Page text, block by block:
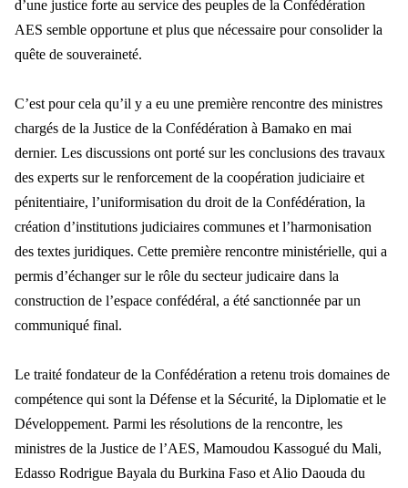
d’une justice forte au service des peuples de la Confédération
AES semble opportune et plus que nécessaire pour consolider la
quête de souveraineté.
C’est pour cela qu’il y a eu une première rencontre des ministres
chargés de la Justice de la Confédération à Bamako en mai
dernier. Les discussions ont porté sur les conclusions des travaux
des experts sur le renforcement de la coopération judiciaire et
pénitentiaire, l’uniformisation du droit de la Confédération, la
création d’institutions judiciaires communes et l’harmonisation
des textes juridiques. Cette première rencontre ministérielle, qui a
permis d’échanger sur le rôle du secteur judicaire dans la
construction de l’espace confédéral, a été sanctionnée par un
communiqué final.
Le traité fondateur de la Confédération a retenu trois domaines de
compétence qui sont la Défense et la Sécurité, la Diplomatie et le
Développement. Parmi les résolutions de la rencontre, les
ministres de la Justice de l’AES, Mamoudou Kassogué du Mali,
Edasso Rodrigue Bayala du Burkina Faso et Alio Daouda du